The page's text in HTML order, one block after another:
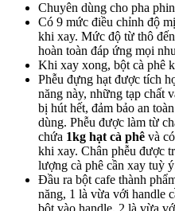
Chuyên dùng cho pha
Có 9 mức điều chỉnh độ
khi xay. Mức độ từ thô
hoàn toàn đáp ứng mọi
Khi xay xong, bột cà phê
Phễu đựng hạt được tích
năng này, những tạp chất
bị hút hết, đảm bảo an
dùng. Phễu được làm từ
chứa 1kg hạt cà phê và
khi xay. Chân phễu được
lượng cà phê cần xay tuỳ
Đầu ra bột cafe thành
năng, 1 là vừa với handle
bột vào handle. 2 là vừa